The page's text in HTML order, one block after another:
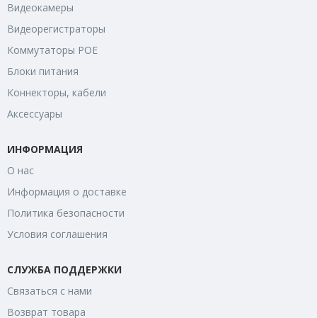
Видеокамеры
Видеорегистраторы
Коммутаторы POE
Блоки питания
Коннекторы, кабели
Аксессуары
ИНФОРМАЦИЯ
О нас
Информация о доставке
Политика безопасности
Условия соглашения
СЛУЖБА ПОДДЕРЖКИ
Связаться с нами
Возврат товара